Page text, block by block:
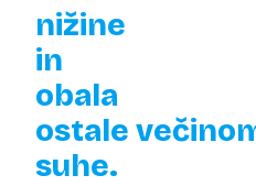
nižine
in
obala
ostale
suhe.